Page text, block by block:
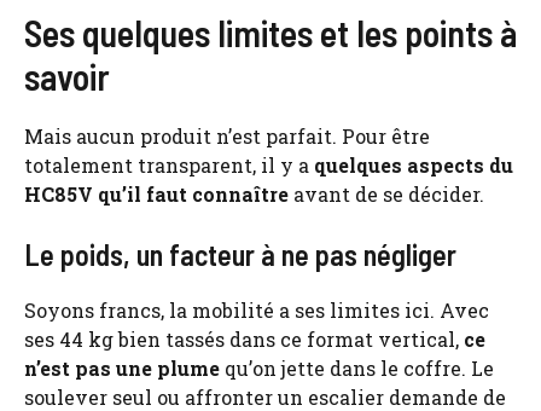
Ses quelques limites et les points à
savoir
Mais aucun produit n’est parfait. Pour être
totalement transparent, il y a quelques aspects du
HC85V qu’il faut connaître avant de se décider.
Le poids, un facteur à ne pas négliger
Soyons francs, la mobilité a ses limites ici. Avec
ses 44 kg bien tassés dans ce format vertical, ce
n’est pas une plume qu’on jette dans le coffre. Le
soulever seul ou affronter un escalier demande de